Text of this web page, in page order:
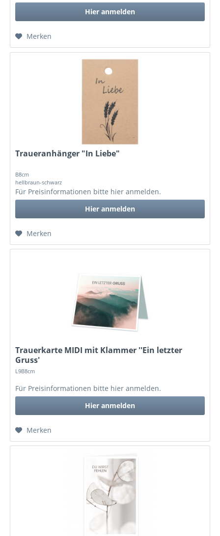
Hier anmelden
Merken
Traueranhänger "In Liebe"
B8cm
hellbraun-schwarz
Für Preisinformationen bitte hier anmelden.
Hier anmelden
Merken
Trauerkarte MIDI mit Klammer ''Ein letzter
Gruss'
L9B8cm
Für Preisinformationen bitte hier anmelden.
Hier anmelden
Merken